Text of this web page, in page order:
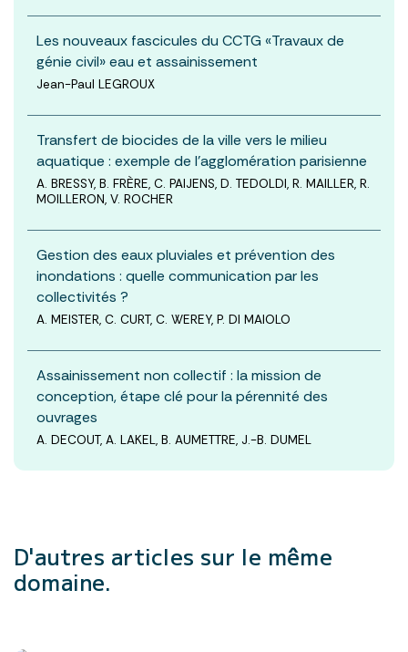
Les nouveaux fascicules du CCTG «Travaux de
génie civil» eau et assainissement
Jean-Paul LEGROUX
Transfert de biocides de la ville vers le milieu
aquatique : exemple de l’agglomération parisienne
A. BRESSY, B. FRÈRE, C. PAIJENS, D. TEDOLDI, R. MAILLER, R.
MOILLERON, V. ROCHER
Gestion des eaux pluviales et prévention des
inondations : quelle communication par les
collectivités ?
A. MEISTER, C. CURT, C. WEREY, P. DI MAIOLO
Assainissement non collectif : la mission de
conception, étape clé pour la pérennité des
ouvrages
A. DECOUT, A. LAKEL, B. AUMETTRE, J.-B. DUMEL
D'autres articles sur le même
domaine.